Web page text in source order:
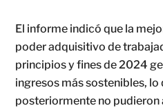
El informe indicó que la
poder adquisitivo de
principios y fines de 2024
ingresos más sostenibles,
posteriormente no pudieron